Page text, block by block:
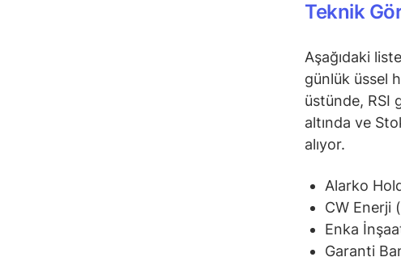
Teknik
Aşağıdaki
günlük üssel
üstünde, RSI
altında ve
alıyor.
Alarko
CW Enerji
Enka
Garanti